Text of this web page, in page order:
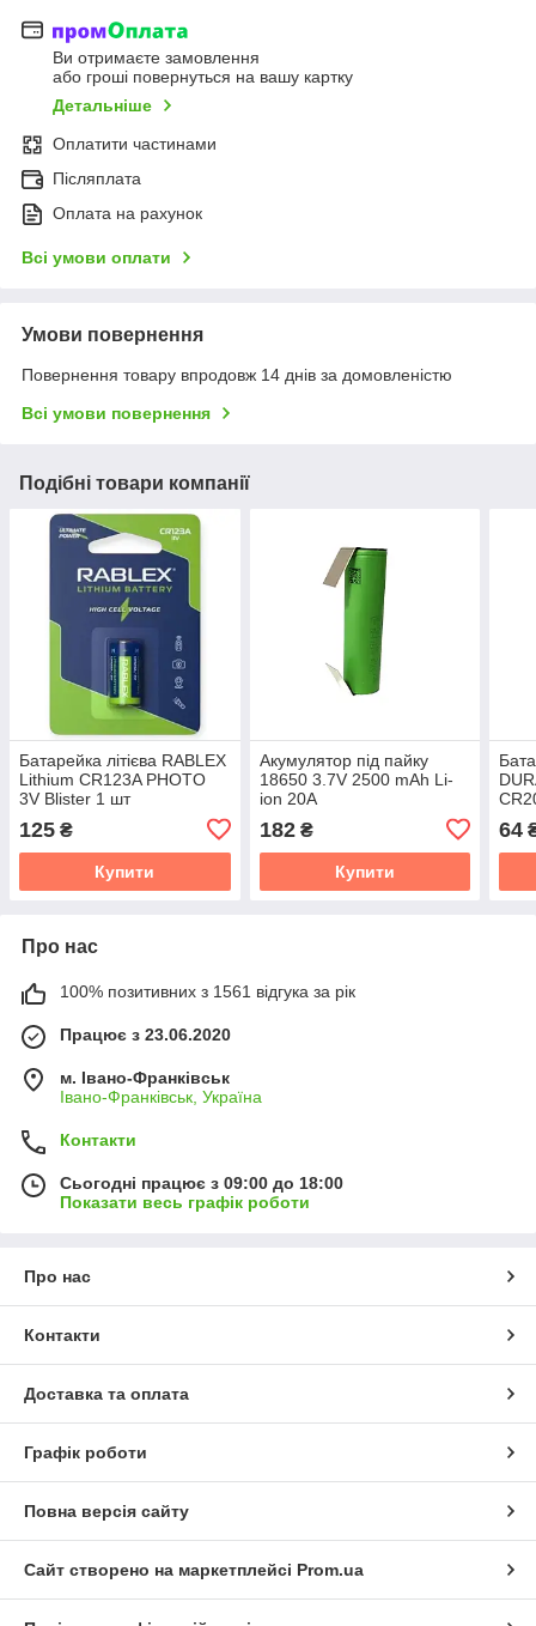
Ви отримаєте замовлення
або гроші повернуться на вашу картку
Детальніше
Оплатити частинами
Післяплата
Оплата на рахунок
Всі умови оплати
Умови повернення
Повернення товару впродовж 14 днів за домовленістю
Всі умови повернення
Подібні товари компанії
Батарейка літієва RABLEX
Lithium CR123A PHOTO
3V Blister 1 шт
125 ₴
Купити
Акумулятор під пайку
18650 3.7V 2500 mAh Li-
ion 20A
182₴
Купити
64
Про нас
100% позитивних з 1561 відгука за рік
Працює з 23.06.2020
м. Івано-Франківськ
Івано-Франківськ, Україна
Контакти
Сьогодні працює з 09:00 до 18:00
Показати весь графік роботи
Про нас
Контакти
Доставка та оплата
Графік роботи
Повна версія сайту
Сайт створено на маркетплейсі Prom.ua